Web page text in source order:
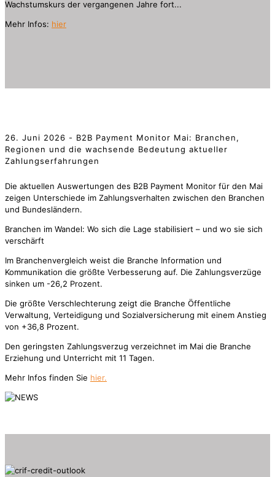
Wachstumskurs der vergangenen Jahre fort...
Mehr Infos: hier
26. Juni 2026 - B2B Payment Monitor Mai: Branchen,
Regionen und die wachsende Bedeutung aktueller
Zahlungserfahrungen
Die aktuellen Auswertungen des B2B Payment Monitor für den Mai
zeigen Unterschiede im Zahlungsverhalten zwischen den Branchen
und Bundesländern.
Branchen im Wandel: Wo sich die Lage stabilisiert – und wo sie sich
verschärft
Im Branchenvergleich weist die Branche Information und
Kommunikation die größte Verbesserung auf. Die Zahlungsverzüge
sinken um -26,2 Prozent.
Die größte Verschlechterung zeigt die Branche Öffentliche
Verwaltung, Verteidigung und Sozialversicherung mit einem Anstieg
von +36,8 Prozent.
Den geringsten Zahlungsverzug verzeichnet im Mai die Branche
Erziehung und Unterricht mit 11 Tagen.
Mehr Infos finden Sie hier.